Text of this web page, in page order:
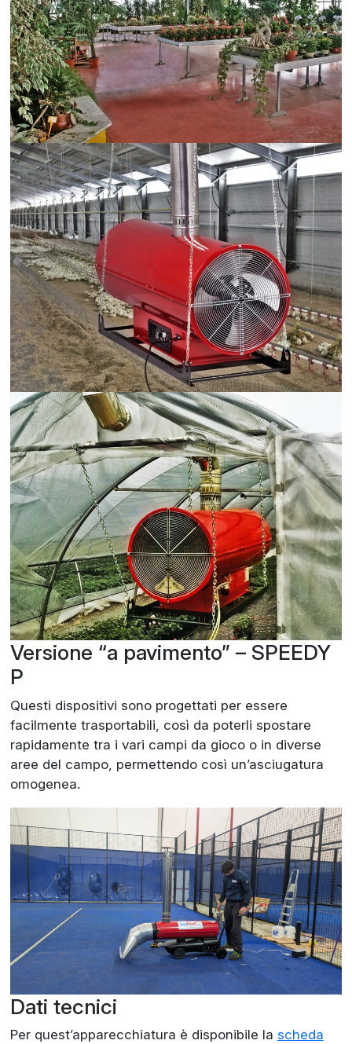
Versione “a pavimento” – SPEEDY
P
Questi dispositivi sono progettati per essere
facilmente trasportabili, così da poterli spostare
rapidamente tra i vari campi da gioco o in diverse
aree del campo, permettendo così un’asciugatura
omogenea.
Dati tecnici
Per quest’apparecchiatura è disponibile la scheda